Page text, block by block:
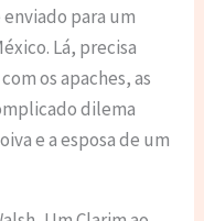
para um
Lá, precisa
os apaches, as
dilema
e a esposa de um